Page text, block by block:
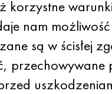
korzystne
nam
są w ścisłej
przechowywane